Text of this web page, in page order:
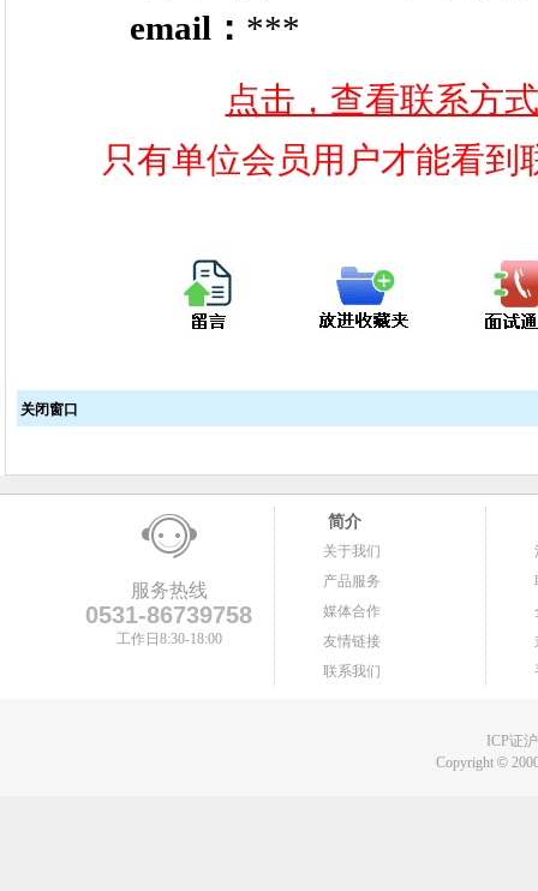
email： ***
点击，查看联系方
只有单位会员用户才能看到
关闭窗口
服务热线
0531-86739758
工作日8:30-18:00
简介
关于我们
产品服务
媒体合作
友情链接
联系我们
ICP证
Copyright©